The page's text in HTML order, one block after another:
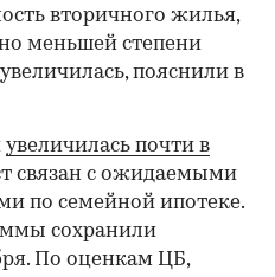
вторичного жилья,
меньшей степени
пояснили в
увеличилась почти в
связан с ожидаемыми
по семейной ипотеке.
сохранили
По оценкам ЦБ,